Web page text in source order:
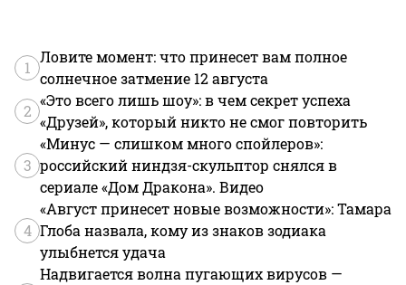
1
Ловите момент: что принесет вам полное
солнечное затмение 12 августа
2
«Это всего лишь шоу»: в чем секрет успеха
«Друзей», который никто не смог повторить
3
«Минус — слишком много спойлеров»:
российский ниндзя-скульптор снялся в
сериале «Дом Дракона». Видео
4
«Август принесет новые возможности»: Тамара
Глоба назвала, кому из знаков зодиака
улыбнется удача
Надвигается волна пугающих вирусов —